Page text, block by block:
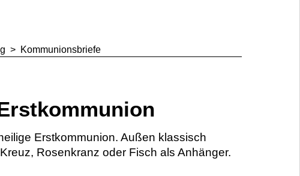
> Kommunionsbriefe
Erstkommunion. Außen klassisch
Rosenkranz oder Fisch als Anhänger.